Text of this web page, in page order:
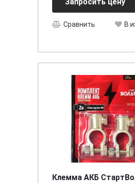
Сравнить В
Клемма АКБ